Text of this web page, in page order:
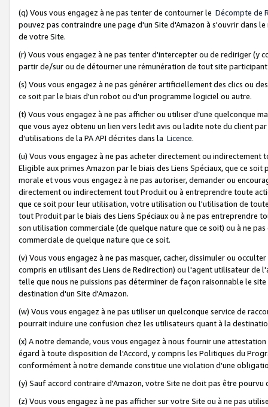
(q) Vous vous engagez à ne pas tenter de contourner le Décompte de
pouvez pas contraindre une page d'un Site d'Amazon à s'ouvrir dans
de votre Site.
(r) Vous vous engagez à ne pas tenter d'intercepter ou de rediriger
partir de/sur ou de détourner une rémunération de tout site
(s) Vous vous engagez à ne pas générer artificiellement des clics ou
ce soit par le biais d'un robot ou d'un programme logiciel ou autre.
(t) Vous vous engagez à ne pas afficher ou utiliser d’une quelconque
que vous ayez obtenu un lien vers ledit avis ou ladite note du client
d’utilisations de la PA API décrites dans la Licence.
(u) Vous vous engagez à ne pas acheter directement ou
Eligible aux primes Amazon par le biais des Liens Spéciaux, que ce
morale et vous vous engagez à ne pas autoriser, demander ou
directement ou indirectement tout Produit ou à entreprendre toute
que ce soit pour leur utilisation, votre utilisation ou l'utilisation de
tout Produit par le biais des Liens Spéciaux ou à ne pas entreprendre
son utilisation commerciale (de quelque nature que ce soit) ou à ne
commerciale de quelque nature que ce soit.
(v) Vous vous engagez à ne pas masquer, cacher, dissimuler ou
compris en utilisant des Liens de Redirection) ou l'agent utilisateur
telle que nous ne puissions pas déterminer de façon raisonnable le
destination d'un Site d'Amazon.
(w) Vous vous engagez à ne pas utiliser un quelconque service de
pourrait induire une confusion chez les utilisateurs quant à la
(x) A notre demande, vous vous engagez à nous fournir une
égard à toute disposition de l'Accord, y compris les Politiques du
conformément à notre demande constitue une violation d'une
(y) Sauf accord contraire d'Amazon, votre Site ne doit pas être
(z) Vous vous engagez à ne pas afficher sur votre Site ou à ne pas